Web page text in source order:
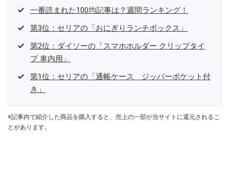
一番読まれた100均記事は？週間ランキング！
第3位：セリアの「おにぎりランチボックス」
第2位：ダイソーの「スマホホルダー クリップタイ
プ 車内用」
第1位：セリアの「通帳ケース ジッパーポケット付
き」
※記事内で紹介した商品を購入すると、売上の一部が当サイトに還元されるこ
とがあります。